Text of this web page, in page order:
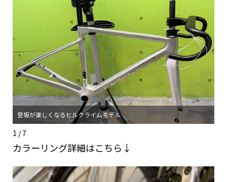
登坂が楽しくなるヒルクライムモデル
1 / 7
カラーリング詳細はこちら↓